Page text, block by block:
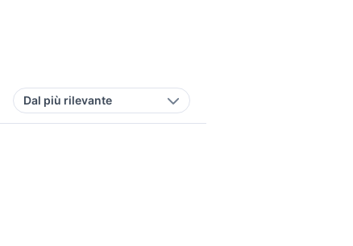
Dal più rilevante